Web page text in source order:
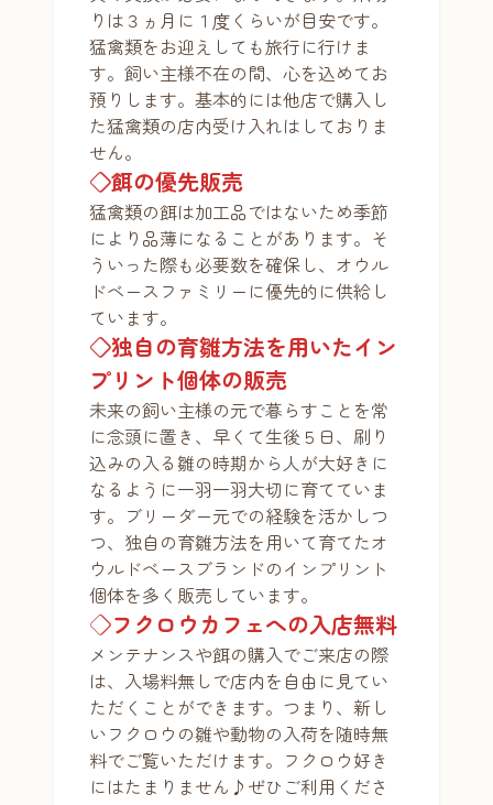
りは３ヵ月に１度くらいが目安です。
猛禽類をお迎えしても旅行に行けま
す。飼い主様不在の間、心を込めてお
預りします。基本的には他店で購入し
た猛禽類の店内受け入れはしておりま
せん。
◇餌の優先販売
猛禽類の餌は加工品ではないため季節
により品薄になることがあります。そ
ういった際も必要数を確保し、オウル
ドベースファミリーに優先的に供給し
ています。
◇独自の育雛方法を用いたイン
プリント個体の販売
未来の飼い主様の元で暮らすことを常
に念頭に置き、早くて生後５日、刷り
込みの入る雛の時期から人が大好きに
なるように一羽一羽大切に育てていま
す。ブリーダー元での経験を活かしつ
つ、独自の育雛方法を用いて育てたオ
ウルドベースブランドのインプリント
個体を多く販売しています。
◇フクロウカフェへの入店無料
メンテナンスや餌の購入でご来店の際
は、入場料無しで店内を自由に見てい
ただくことができます。つまり、新し
いフクロウの雛や動物の入荷を随時無
料でご覧いただけます。フクロウ好き
にはたまりません♪ぜひご利用くださ